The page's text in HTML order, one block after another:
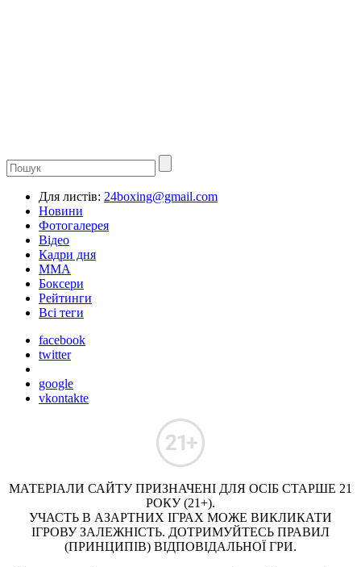
Для листів: 24boxing@gmail.com
Новини
Фотогалерея
Відео
Кадри дня
ММА
Боксери
Рейтинги
Всі теги
facebook
twitter
google
vkontakte
МАТЕРІАЛИ САЙТУ ПРИЗНАЧЕНІ ДЛЯ ОСІБ СТАРШЕ 21
РОКУ (21+).
УЧАСТЬ В АЗАРТНИХ ІГРАХ МОЖЕ ВИКЛИКАТИ
ІГРОВУ ЗАЛЕЖНІСТЬ. ДОТРИМУЙТЕСЬ ПРАВИЛ
(ПРИНЦИПІВ) ВІДПОВІДАЛЬНОЇ ГРИ.